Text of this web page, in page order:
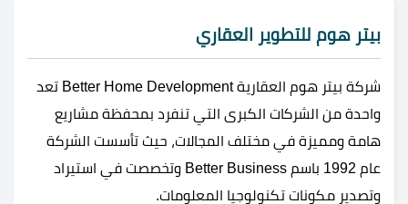
بيتر هوم للتطوير العقاري
شركة بيتر هوم العقارية Better Home Development تعد
واحدة من الشركات الكبرى التي تنفرد بمحفظة مشاريع
هامة ومميزة في مختلف المجالات، حيث تأسست الشركة
عام 1992 باسم Better Business وتخصصت في استيراد
وتصدير مكونات تكنولوجيا المعلومات.